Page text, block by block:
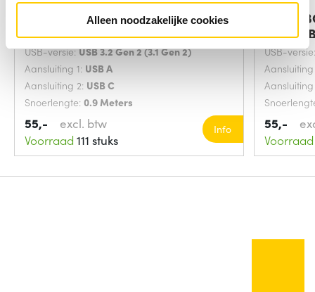
Alleen noodzakelijke cookies
Belkin USB-A - USB-C, 0.9m USB-
kabel USB
USB-versie:USB 3.2 Gen 2 (3.1 Gen 2)
Aansluiting 1: USB A
Aansluiting 2: USB C
Snoerlengte: 0.9 Meters
55,-
excl. btw
Voorraad 111 stuks
Info
Belkin
Flex
USB-
55,-
Voorraad